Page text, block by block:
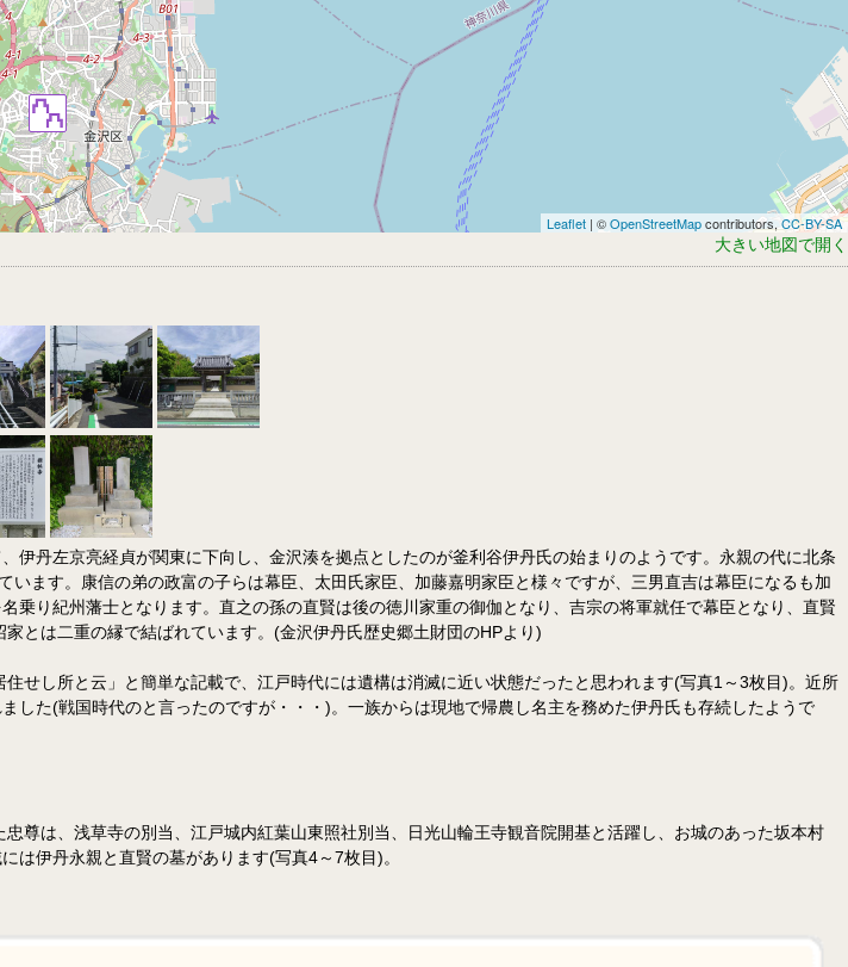
Leaflet | ©OpenStreetMapcontributors,CC-BY-SA
大きい地図で開く
丹左京亮経貞が関東に下向し、金沢湊を拠点としたのが釜利谷伊丹氏の始まりのようです。永親の代に北条
ます。康信の弟の政富の子らは幕臣、太田氏家臣、加藤嘉明家臣と様々ですが、三男直吉は幕臣になるも加
り紀州藩士となります。直之の孫の直賢は後の徳川家重の御伽となり、吉宗の将軍就任で幕臣となり、直賢
とは二重の縁で結ばれています。(金沢伊丹氏歴史郷土財団のHPより)
せし所と云」と簡単な記載で、江戸時代には遺構は消滅に近い状態だったと思われます(写真1～3枚目)。近所
た(戦国時代のと言ったのですが・・・)。一族からは現地で帰農し名主を務めた伊丹氏も存続したようで
尊は、浅草寺の別当、江戸城内紅葉山東照社別当、日光山輪王寺観音院開基と活躍し、お城のあった坂本村
は伊丹永親と直賢の墓があります(写真4～7枚目)。